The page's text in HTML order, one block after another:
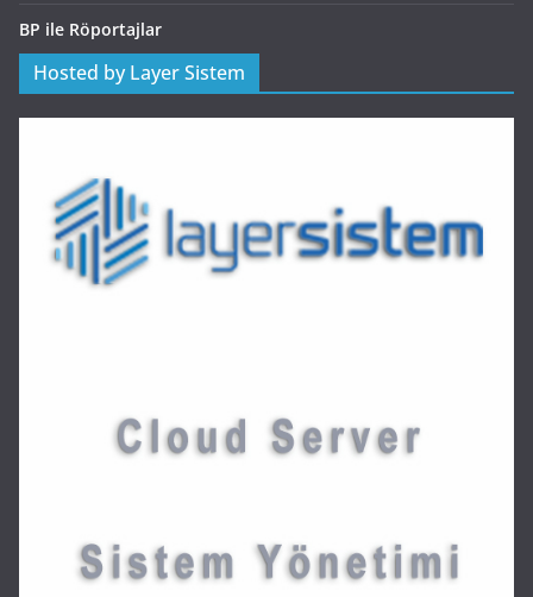
BP ile Röportajlar
Hosted by Layer Sistem